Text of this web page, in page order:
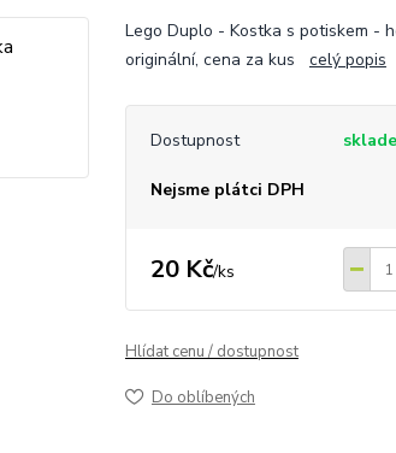
Lego Duplo - Kostka s potiskem -
originální, cena za kus celý popis
Dostupnost
Nejsme plátci DPH
20 Kč/ks
Hlídat cenu / dostupnost
Do oblíbených